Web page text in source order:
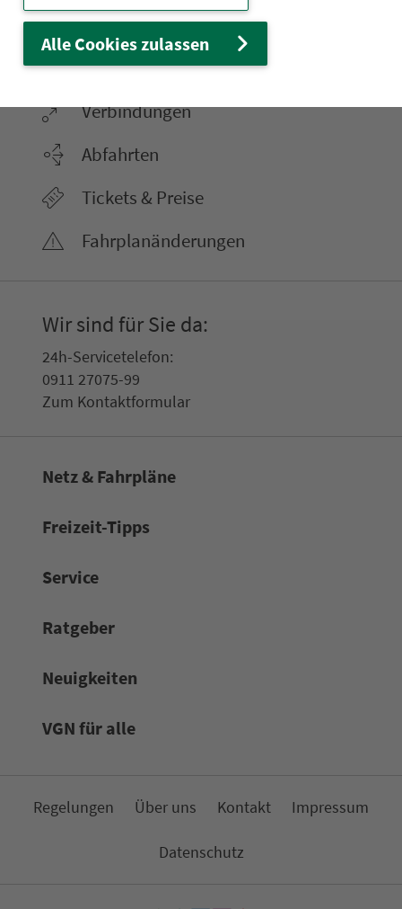
22.000 Qua­drat­ki­lo­me­ter. 130 Ver­kehrs­un­
ter­neh­men. 1.100 Linien. Eine Fahr­kar­te.
Ver­bin­dungen
Abfahrten
Tickets & Preise
Fahr­plan­ände­rungen
Wir sind für Sie da:
24h-Ser­vice­te­le­fon:
0911 27075-99
Zum Kon­taktformular
Netz & Fahrpläne
Frei­zeit-Tipps
Service
Rat­ge­ber
Neuigkeiten
VGN für alle
Re­ge­lungen Über uns Kon­takt Impressum
Da­ten­schutz
Alle Cookies zulassen